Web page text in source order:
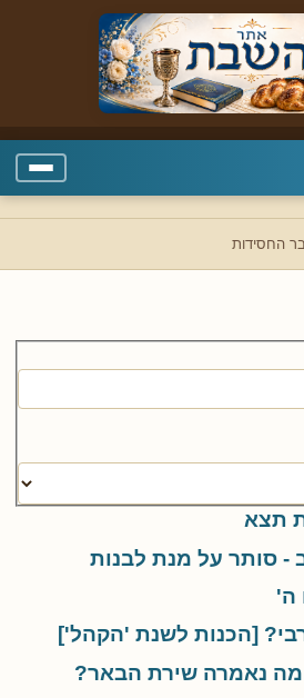
החסידות
תצא
- סותר על מנת לבנות
ה'
[הכנות לשנת 'הקהל']
נאמרה שירת הבאר?